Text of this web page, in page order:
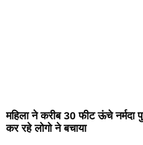
महिला ने करीब 30 फीट ऊंचे नर्मदा
कर रहे लोगो ने बचाया